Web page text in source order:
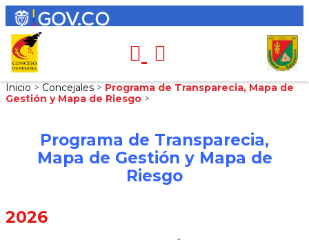
Inicio > Concejales > Programa de Transparecia, Mapa de
Gestión y Mapa de Riesgo >
Programa de Transparecia,
Mapa de Gestión y Mapa de
Riesgo
2026